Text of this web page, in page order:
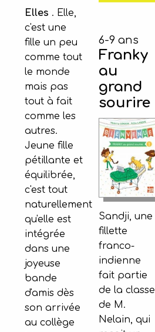
Elles . Elle,
c'est une
fille un peu
comme tout
le monde
mais pas
tout à fait
comme les
autres.
Jeune fille
pétillante et
équilibrée,
c'est tout
naturellement
qu'elle est
intégrée
dans une
joyeuse
bande
d'amis dès
son arrivée
au collège
6-9 ans
Franky
au
grand
sourire
Sandji, une
fillette
franco-
indienne
fait partie
de la classe
de M.
Nelain, qui